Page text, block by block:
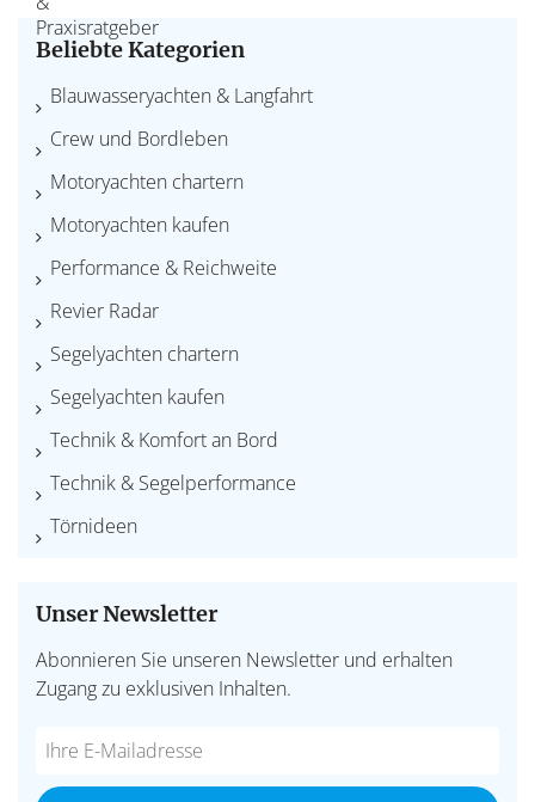
Beliebte Kategorien
Blauwasseryachten & Langfahrt
Crew und Bordleben
Motoryachten chartern
Motoryachten kaufen
Performance & Reichweite
Revier Radar
Segelyachten chartern
Segelyachten kaufen
Technik & Komfort an Bord
Technik & Segelperformance
Törnideen
Unser Newsletter
Abonnieren Sie unseren Newsletter und erhalten
Zugang zu exklusiven Inhalten.
Do
*Ihre